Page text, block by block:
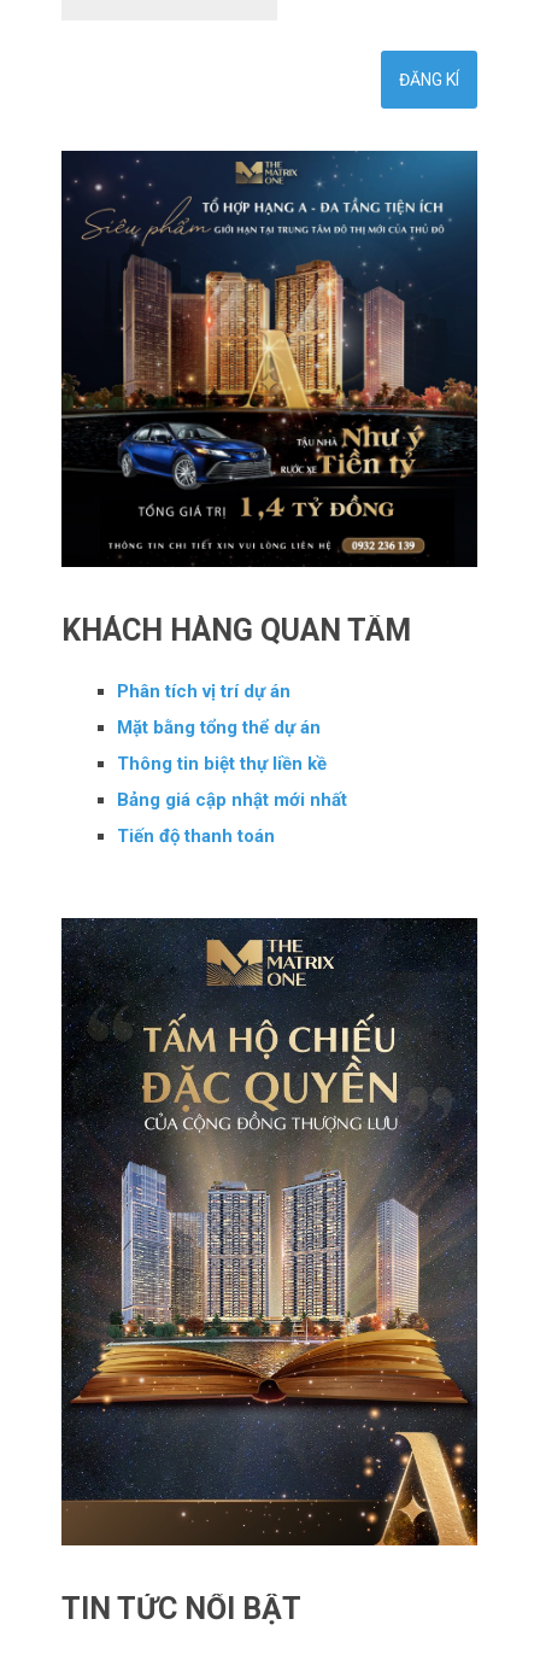
KHÁCH HÀNG QUAN TÂM
Phân tích vị trí dự án
Mặt bằng tổng thể dự án
Thông tin biệt thự liền kề
Bảng giá cập nhật mới nhất
Tiến độ thanh toán
TIN TỨC NỔI BẬT